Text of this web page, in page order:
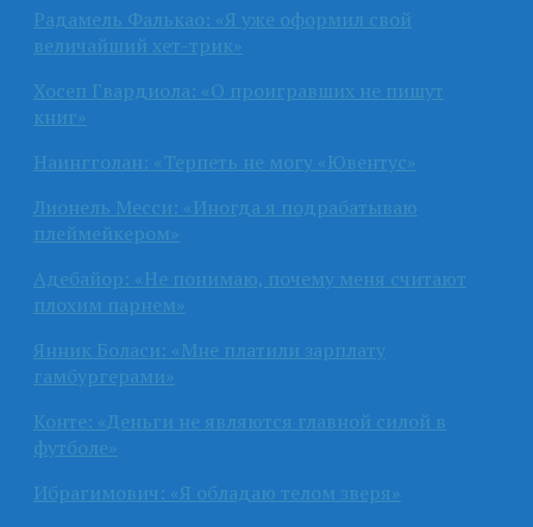
Радамель Фалькао: «Я уже оформил свой
величайший хет-трик»
Хосеп Гвардиола: «О проигравших не пишут
книг»
Наингголан: «Терпеть не могу «Ювентус»
Лионель Месси: «Иногда я подрабатываю
плеймейкером»
Адебайор: «Не понимаю, почему меня считают
плохим парнем»
Янник Боласи: «Мне платили зарплату
гамбургерами»
Конте: «Деньги не являются главной силой в
футболе»
Ибрагимович: «Я обладаю телом зверя»